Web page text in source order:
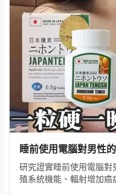
睡前使用電腦對男性
研究證實睡前使用電腦對
殖系統機能、輻射增加癌